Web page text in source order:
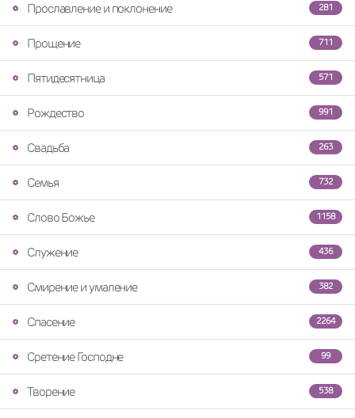
281
Прославление и поклонение
711
Прощение
571
Пятидесятница
991
Рождество
263
Свадьба
732
Семья
1158
Слово Божье
436
Служение
382
Смирение и умаление
2264
Спасение
99
Сретение Господне
538
Творение